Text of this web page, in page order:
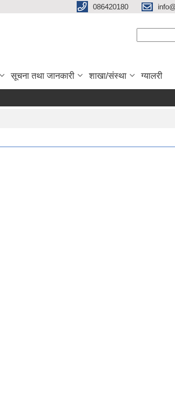
086420180
सूचना तथा जानकारी शाखा/संस्था ग्यालरी